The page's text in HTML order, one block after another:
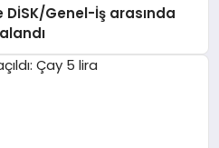
Genel-İş arasında